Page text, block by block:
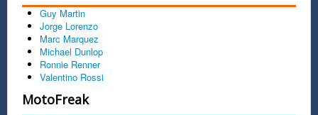
Guy Martin
Jorge Lorenzo
Marc Marquez
Michael Dunlop
Ronnie Renner
Valentino Rossi
MotoFreak